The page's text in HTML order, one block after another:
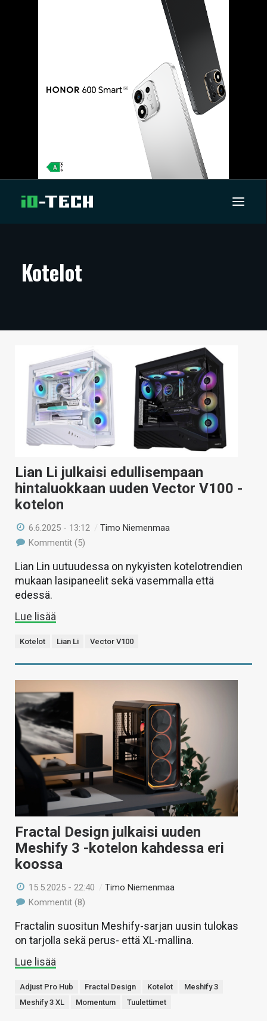
ARTIKKELIT
TECHBBS
HINTA.FI
KAUPPA
VAIHDA TEEMA
HAKU
Kotelot
Lian Li julkaisi edullisempaan
hintaluokkaan uuden Vector V100 -
kotelon
6.6.2025 - 13:12 /Timo Niemenmaa
Kommentit (5)
Lian Lin uutuudessa on nykyisten kotelotrendien
mukaan lasipaneelit sekä vasemmalla että
edessä.
Lue lisää
Kotelot Lian Li Vector V100
Fractal Design julkaisi uuden
Meshify 3 -kotelon kahdessa eri
koossa
15.5.2025 - 22:40 /Timo Niemenmaa
Kommentit (8)
Fractalin suositun Meshify-sarjan uusin tulokas
on tarjolla sekä perus- että XL-mallina.
Lue lisää
Adjust Pro Hub Fractal Design Kotelot
Meshify 3
Meshify 3 XL
Momentum Tuulettimet